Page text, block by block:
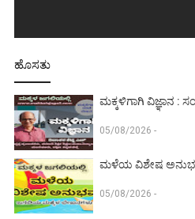
ಹೊಸತು
ಮಕ್ಕಳಿಗಾಗಿ ವಿಜ್ಞಾನ :
05/08/2026 -
ಮಳೆಯ ವಿಶೇಷ
05/08/2026 -